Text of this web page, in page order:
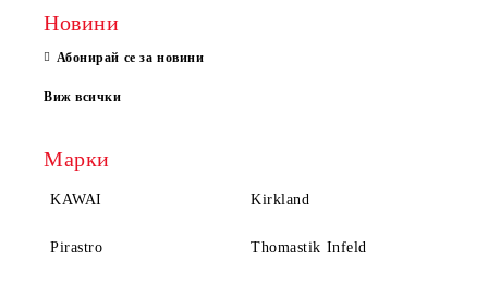
Новини
Абонирай се за новини
Виж всички
Марки
KAWAI Kirkland
Pirastro Thomastik Infeld